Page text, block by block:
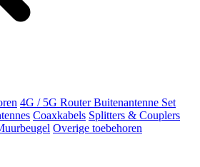
4G / 5G Router Buitenantenne Set
Coaxkabels Splitters & Couplers
Overige toebehoren